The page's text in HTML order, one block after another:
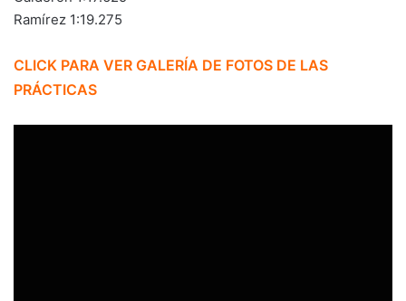
Ramírez 1:19.275
CLICK PARA VER GALERÍA DE FOTOS DE LAS
PRÁCTICAS